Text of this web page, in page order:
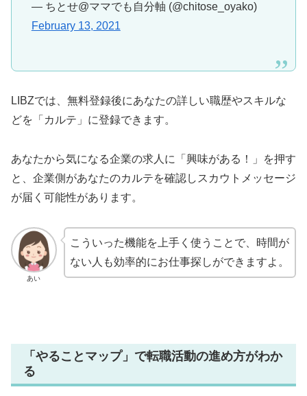
— ちとせ@ママでも自分軸 (@chitose_oyako)
February 13, 2021
LIBZでは、無料登録後にあなたの詳しい職歴やスキルな
どを「カルテ」に登録できます。
あなたから気になる企業の求人に「興味がある！」を押す
と、企業側があなたのカルテを確認しスカウトメッセージ
が届く可能性があります。
あい
こういった機能を上手く使うことで、時間が
ない人も効率的にお仕事探しができますよ。
「やることマップ」で転職活動の進め方がわか
る